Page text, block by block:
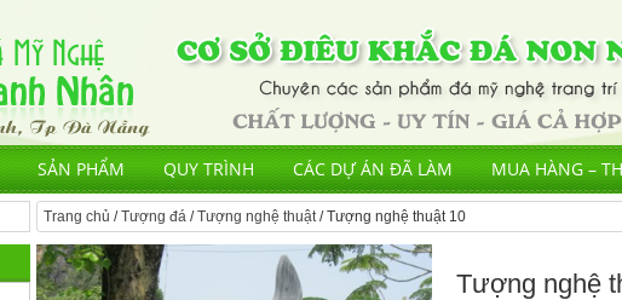
SẢN PHẨM QUY TRÌNH CÁC DỰ ÁN ĐÃ LÀM MUA HÀNG –
Trang chủ /Tượng đá /Tượng nghệ thuật/ Tượng nghệ thuật 10
Tượng nghệ